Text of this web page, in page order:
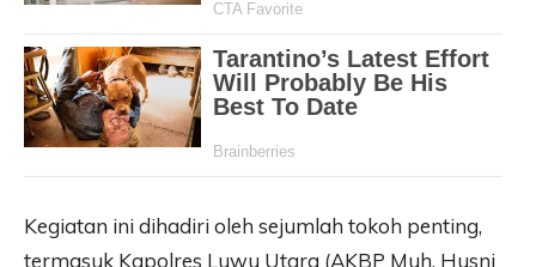
Kegiatan ini dihadiri oleh sejumlah tokoh penting,
termasuk Kapolres Luwu Utara (AKBP Muh. Husni